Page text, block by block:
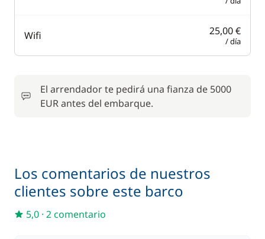
Wifi 25,00 €
/ día
El arrendador te pedirá una fianza de 5000
EUR antes del embarque.
Los comentarios de nuestros
clientes sobre este barco
5,0 · 2 comentario